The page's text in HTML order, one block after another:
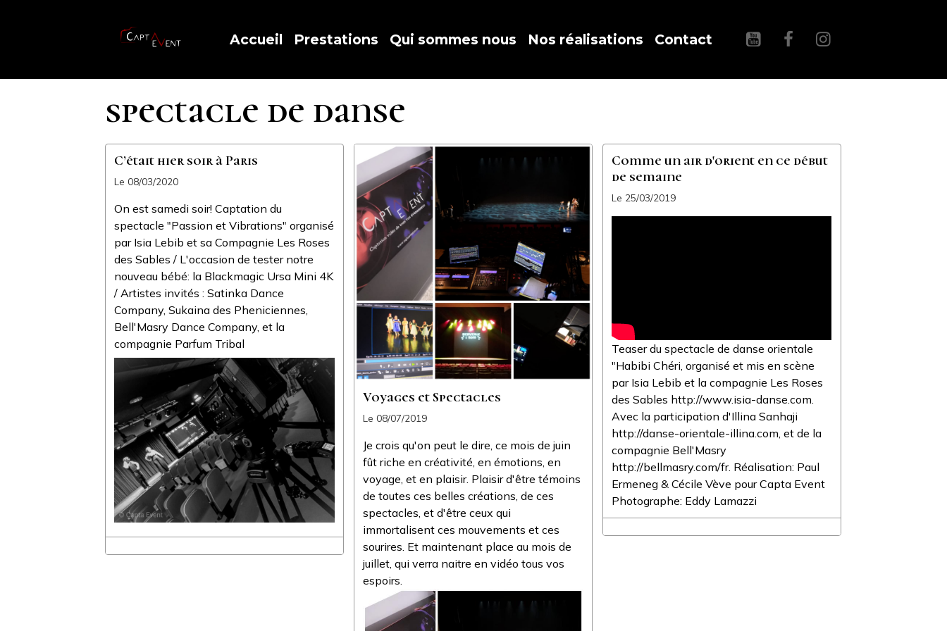
Accueil Prestations Qui sommes nous Nos réalisations Contact
spectacle de danse
C’était hier soir à Paris
Le 08/03/2020
On est samedi soir! Captation du
spectacle "Passion et Vibrations" organisé
par Isia Lebib et sa Compagnie Les Roses
des Sables / L'occasion de tester notre
nouveau bébé: la Blackmagic Ursa Mini 4K
/ Artistes invités : Satinka Dance
Company, Sukaina des Pheniciennes,
Bell'Masry Dance Company, et la
compagnie Parfum Tribal
Voyages et Spectacles
Le 08/07/2019
Je crois qu'on peut le dire, ce mois de juin
fût riche en créativité, en émotions, en
voyage, et en plaisir. Plaisir d'être témoins
de toutes ces belles créations, de ces
spectacles, et d'être ceux qui
immortalisent ces mouvements et ces
sourires. Et maintenant place au mois de
juillet, qui verra naitre en vidéo tous vos
espoirs.
Comme un air d'orient en ce début
de semaine
Le 25/03/2019
Teaser du spectacle de danse orientale
"Habibi Chéri, organisé et mis en scène
par Isia Lebib et la compagnie Les Roses
des Sables http://www.isia-danse.com.
Avec la participation d'Illina Sanhaji
http://danse-orientale-illina.com, et de la
compagnie Bell'Masry
http://bellmasry.com/fr. Réalisation: Paul
Ermeneg & Cécile Vève pour Capta Event
Photographe: Eddy Lamazzi